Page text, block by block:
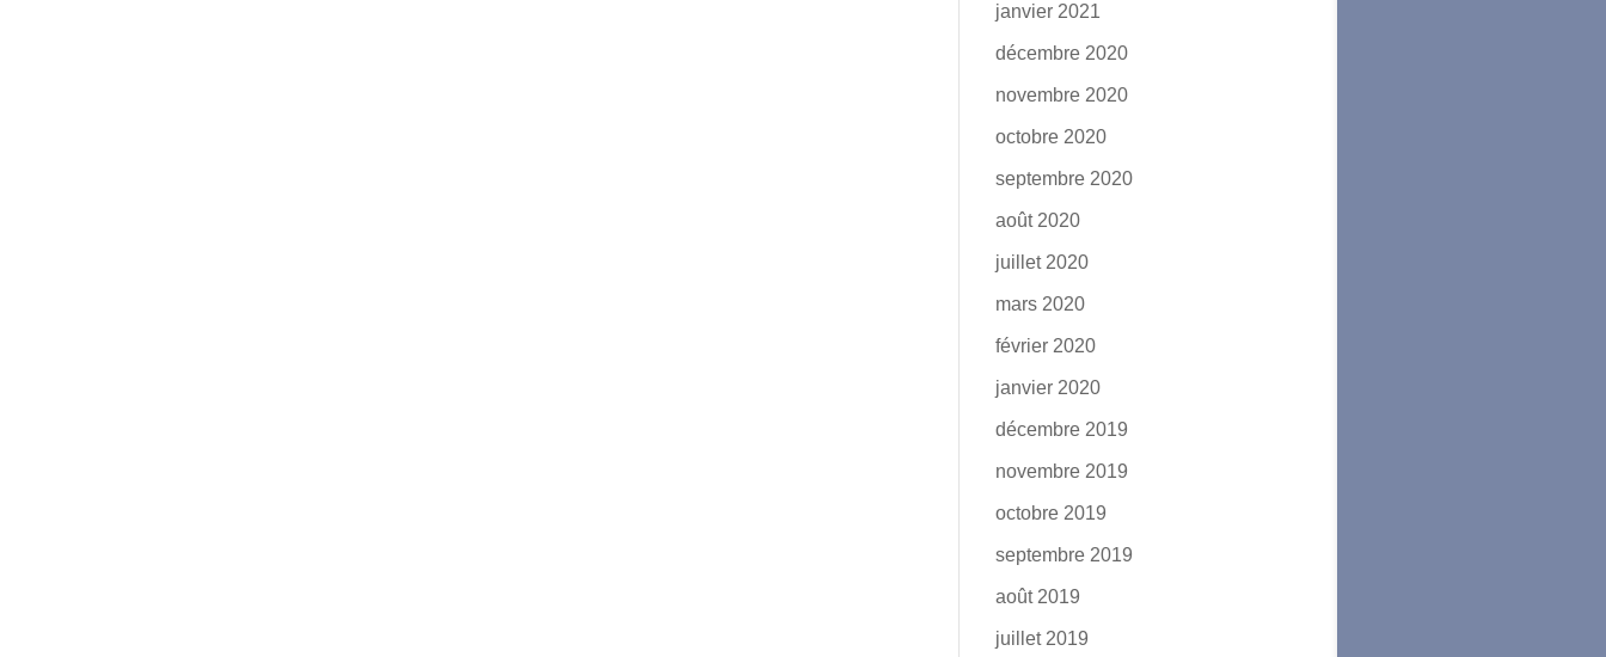
janvier 2021
décembre 2020
novembre 2020
octobre 2020
septembre 2020
août 2020
juillet 2020
mars 2020
février 2020
janvier 2020
décembre 2019
novembre 2019
octobre 2019
septembre 2019
août 2019
juillet 2019